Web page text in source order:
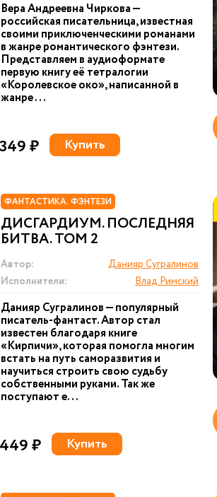
Вера Андреевна Чиркова —
российская писательница, известная
своими приключенческими романами
в жанре романтического фэнтези.
Представляем в аудиоформате
первую книгу её тетралогии
«Королевское око», написанной в
жанре ...
349 ₽ Купить
ФАНТАСТИКА. ФЭНТЕЗИ
ДИСГАРДИУМ. ПОСЛЕДНЯЯ
БИТВА. ТОМ 2
Автор:
Данияр Сугралинов
Исполнители:
Влад Римский
Данияр Сугралинов — популярный
писатель-фантаст. Автор стал
известен благодаря книге
«Кирпичи», которая помогла многим
встать на путь саморазвития и
научиться строить свою судьбу
собственными руками. Так же
поступают е...
449 ₽ Купить